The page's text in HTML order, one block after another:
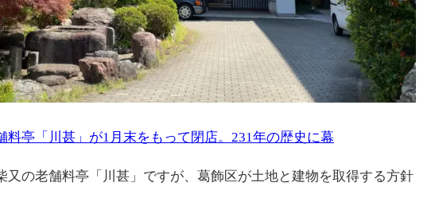
料亭「川甚」が1月末をもって閉店。231年の歴史に幕
又の老舗料亭「川甚」ですが、葛飾区が土地と建物を取得する方針